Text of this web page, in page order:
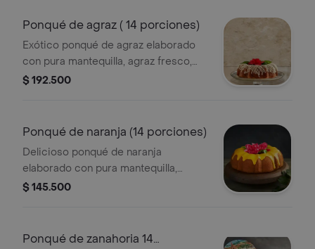
cm)
Ponqué de agraz ( 14 porciones)
Exótico ponqué de agraz elaborado
con pura mantequilla, agraz fresco,
semilla de amapola y cubierto con una
metálico diámetro 22 cm, alto 10 cm
$ 192.500
Ponqué de naranja (14 porciones)
Delicioso ponqué de naranja
elaborado con pura mantequilla,
semillas de amapola y mucho sabor a
metálico diámetro 22 cm, alto 10 cm
$ 145.500
Ponqué de zanahoria 14